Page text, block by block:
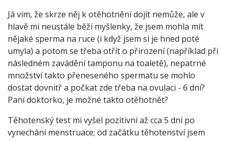
Já vím, že skrze něj k otěhotnění dojít nemůže, ale v
hlavě mi neustále běží myšlenky, že jsem mohla mít
nějaké sperma na ruce (i když jsem si je hned poté
umyla) a potom se třeba otřít o přirození (například při
následném zavádění tamponu na toaletě), nepatrné
množství takto přeneseného spermatu se mohlo
dostat dovnitř a počkat zde třeba na ovulaci - 6 dní?
Paní doktorko, je možné takto otěhotnět?
Těhotenský test mi vyšel pozitivní až cca 5 dní po
vynechání menstruace; od začátku těhotenství jsem